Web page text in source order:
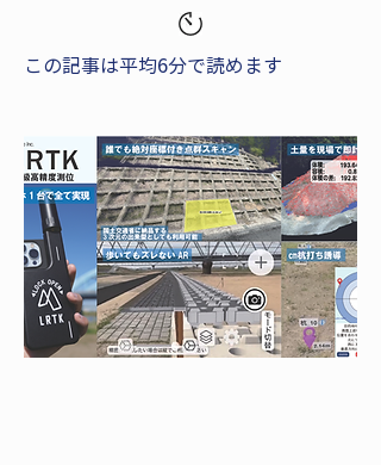
この記事は平均6分で読めます